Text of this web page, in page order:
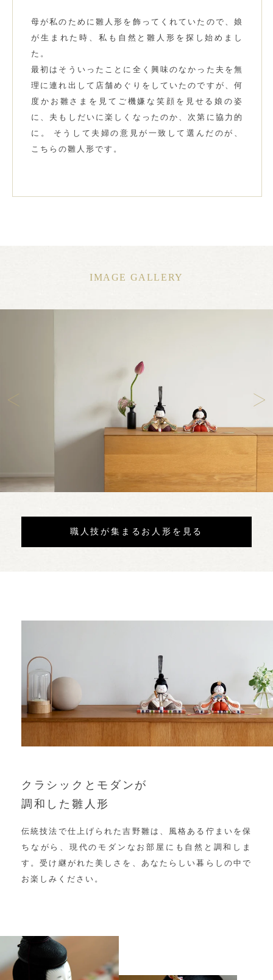
母が私のために雛人形を飾ってくれていたので、娘
が生まれた時、私も自然と雛人形を探し始めまし
た。
最初はそういったことに全く興味のなかった夫を無
理に連れ出して店舗めぐりをしていたのですが、何
度かお雛さまを見てご機嫌な笑顔を見せる娘の姿
に、夫もしだいに楽しくなったのか、次第に協力的
に。 そうして夫婦の意見が一致して選んだのが、
こちらの雛人形です。
IMAGE GALLERY
職人技が集まるお人形を見る
クラシックとモダンが
調和した雛人形
伝統技法で仕上げられた吉野雛は、 風格ある佇まいを保
ちながら、 現代のモダンなお部屋にも自然と調和しま
す。受け継がれた美しさを、 あなたらしい暮らしの中で
お楽しみください。